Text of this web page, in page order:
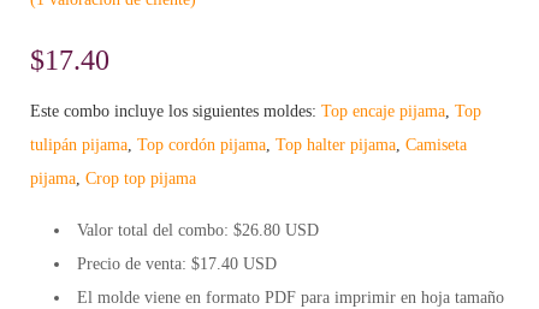
5
basado
puntuación
cliente
$17.40
Este combo incluye los siguientes moldes: Top encaje pijama, Top
tulipán pijama, Top cordón pijama, Top halter pijama, Camiseta
pijama, Crop top pijama
Valor total del combo: $26.80 USD
Precio de venta: $17.40 USD
El molde viene en formato PDF para imprimir en hoja tamaño